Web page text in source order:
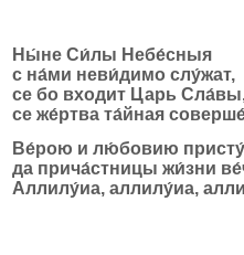
Ны́не Си́лы Небе́сныя
с на́ми неви́димо слу́жат,
се бо входит Царь
се же́ртва та́йная
Ве́рою и лю́бовию
да прича́стницы жи́зни
Аллилу́иа, аллилу́иа,